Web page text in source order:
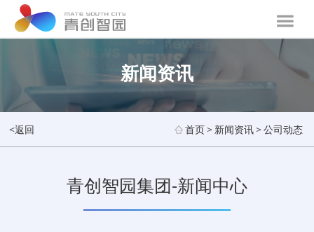
新闻资讯
<返回 首页> 新闻资讯>公司动态
青创智园集团-新闻中心